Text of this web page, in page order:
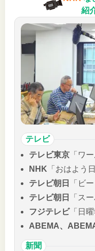
紹
テレビ
テレビ東京 「ワ
NHK 「おはよう
テレビ朝日
「ビ
テレビ朝日
「ス
フジテレビ「日曜
ABEMA、
新聞